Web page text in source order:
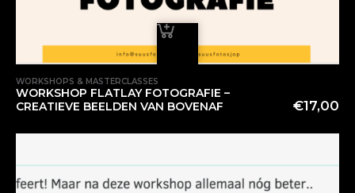
WORKSHOPS & MASTERCLASSES
WORKSHOP FLATLAY FOTOGRAFIE –
CREATIEVE BEELDEN VAN BOVENAF
€17,00